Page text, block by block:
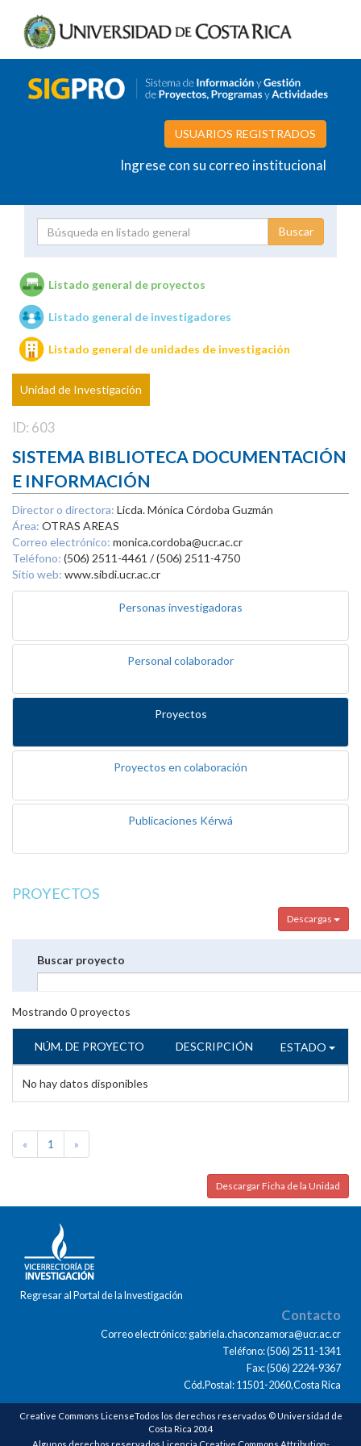
USUARIOS REGISTRADOS
Ingrese con su correo institucional
Unidades de investigación
Listado general de proyectos
Listado general de investigadores
Listado general de unidades de investigación
Unidad de Investigación
ID: 603
SISTEMA BIBLIOTECA DOCUMENTACIÓN
E INFORMACIÓN
Director o directora: Licda. Mónica Córdoba Guzmán
Área: OTRAS AREAS
Correo electrónico: monica.cordoba@ucr.ac.cr
Teléfono: (506) 2511-4461 / (506) 2511-4750
Sitio web: www.sibdi.ucr.ac.cr
Personas investigadoras
Personal colaborador
Proyectos
Proyectos en colaboración
Publicaciones Kérwá
PROYECTOS
Descargas
Buscar proyecto
Mostrando 0proyectos
NÚM. DE PROYECTO DESCRIPCIÓN ESTADO
No hay datos disponibles
« 1 »
Descargar Ficha de la Unidad
Regresar al Portal de la Investigación
Contacto
Correo electrónico: gabriela.chaconzamora@ucr.ac.cr
Teléfono: (506) 2511-1341
Fax: (506) 2224-9367
Cód.Postal: 11501-2060,Costa Rica
Creative Commons LicenseTodos los derechos reservados © Universidad de
Costa Rica 2014